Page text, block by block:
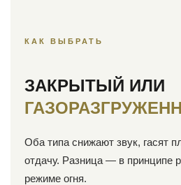
КАК ВЫБРАТЬ
ЗАКРЫТЫЙ ИЛИ
Оба типа снижают звук, гасят
отдачу. Разница — в принципе
режиме огня.